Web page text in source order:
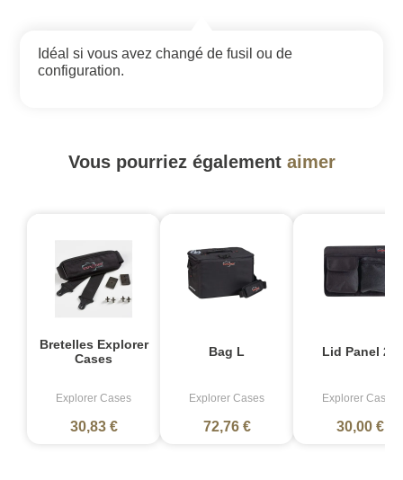
Idéal si vous avez changé de fusil ou de
configuration.
Vous pourriez également aimer
Bretelles Explorer
Cases
Explorer Cases
30,83 €
Bag L
Explorer Cases
72,76 €
Lid Panel 27
Explorer Cases
30,00 €